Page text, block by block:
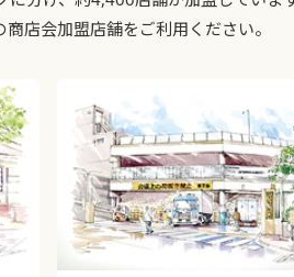
店会加盟店舗をご利用ください。